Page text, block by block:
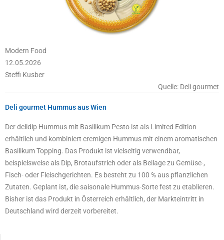
Modern Food
12.05.2026
Steffi Kusber
Quelle: Deli gourmet
Deli gourmet Hummus aus Wien
Der delidip Hummus mit Basilikum Pesto ist als Limited Edition
erhältlich und kombiniert cremigen Hummus mit einem aromatischen
Basilikum Topping. Das Produkt ist vielseitig verwendbar,
beispielsweise als Dip, Brotaufstrich oder als Beilage zu Gemüse-,
Fisch- oder Fleischgerichten. Es besteht zu 100 % aus pflanzlichen
Zutaten. Geplant ist, die saisonale Hummus-Sorte fest zu etablieren.
Bisher ist das Produkt in Österreich erhältlich, der Markteintritt in
Deutschland wird derzeit vorbereitet.